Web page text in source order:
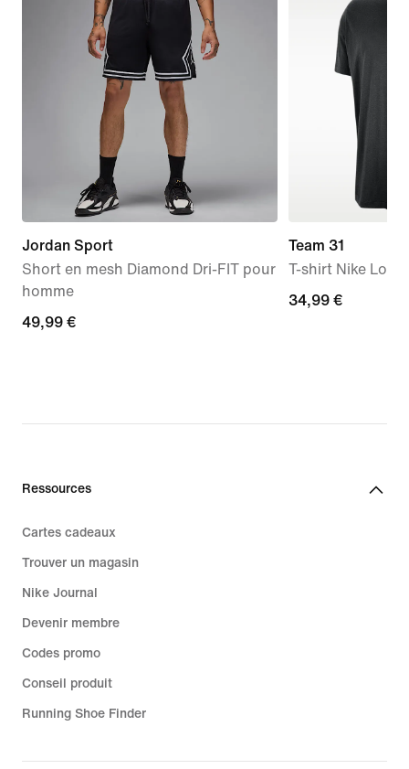
Jordan Sport
Short en mesh Diamond Dri-FIT pour
homme
49,99 €
49,99 €
Team 31
T-shirt Nike
34,99 €
34,99 €
Ressources
Cartes cadeaux
Trouver un magasin
Nike Journal
Devenir membre
Codes promo
Conseil produit
Running Shoe Finder